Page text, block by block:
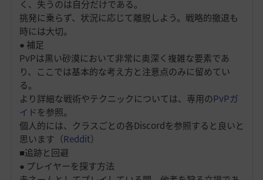
く、失うのは自分だけである。
挑発に乗らず、状況に応じて離脱しよう。戦略的撤退も
時には大切。
● 補足
PvPは黒い砂漠において非常に奥深く複雑な要素であ
り、ここでは基本的な考え方と注意点のみに留めてい
る。
より詳細な戦術やテクニックについては、専用のPvPガ
イドを参照。
個人的には、クラスごとの各Discordを参照すると良いと
思います（Reddit）
■追跡と回避
● プレイヤーを探す方法